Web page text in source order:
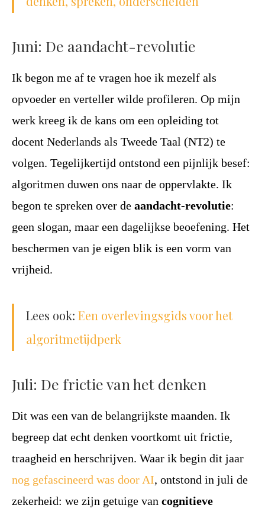
Juni: De aandacht-revolutie
Ik begon me af te vragen hoe ik mezelf als
opvoeder en verteller wilde profileren. Op mijn
werk kreeg ik de kans om een opleiding tot
docent Nederlands als Tweede Taal (NT2) te
volgen. Tegelijkertijd ontstond een pijnlijk besef:
algoritmen duwen ons naar de oppervlakte. Ik
begon te spreken over de aandacht-revolutie:
geen slogan, maar een dagelijkse beoefening. Het
beschermen van je eigen blik is een vorm van
vrijheid.
Lees ook: Een overlevingsgids voor het
algoritmetijdperk
Juli: De frictie van het denken
Dit was een van de belangrijkste maanden. Ik
begreep dat echt denken voortkomt uit frictie,
traagheid en herschrijven. Waar ik begin dit jaar
nog gefascineerd was door AI, ontstond in juli de
zekerheid: we zijn getuige van cognitieve